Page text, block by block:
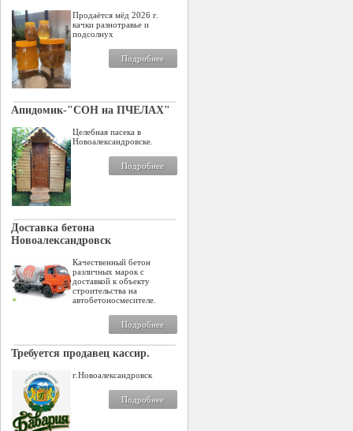
Продаётся мёд 2026 г.
качки разнотравье и
подсолнух
Подробнее
Апидомик-"СОН на ПЧЕЛАХ"
Целебная пасека в
Новоалександровске.
Подробнее
Доставка бетона
Новоалександровск
Качественный бетон
различных марок с
доставкой к объекту
строительства на
автобетоносмесителе.
Подробнее
Требуется продавец кассир.
г.Новоалександровск
Подробнее